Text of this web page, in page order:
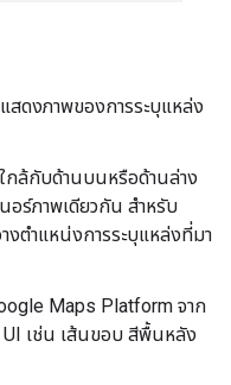
ดงภาพของการระบุแหล่ง
กล้กับด้านบนหรือด้านล่าง
อร์ภาพเดียวกัน สําหรับ
งตําแหน่งการระบุแหล่งที่มา
Maps Platform จาก
UI เช่น เส้นขอบ สีพื้นหลัง